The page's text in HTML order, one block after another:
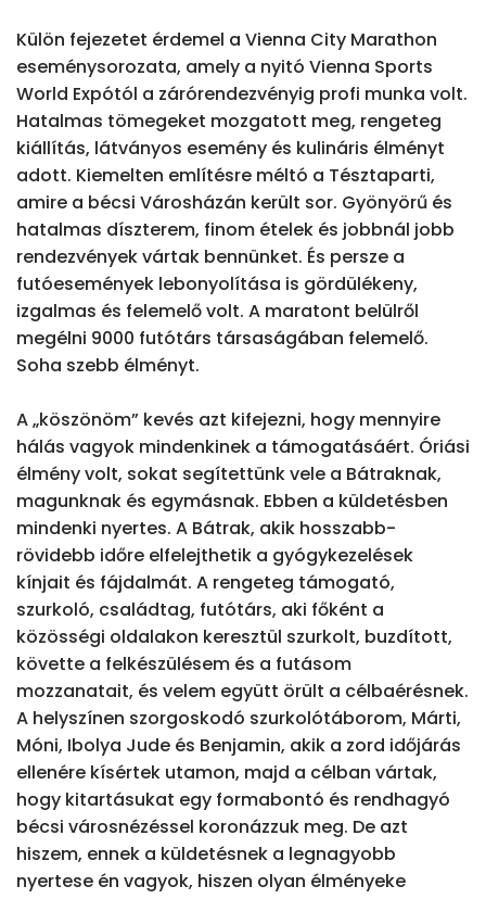
Külön fejezetet érdemel a Vienna City Marathon
eseménysorozata, amely a nyitó Vienna Sports
World Expótól a zárórendezvényig profi munka volt.
Hatalmas tömegeket mozgatott meg, rengeteg
kiállítás, látványos esemény és kulináris élményt
adott. Kiemelten említésre méltó a Tésztaparti,
amire a bécsi Városházán került sor. Gyönyörű és
hatalmas díszterem, finom ételek és jobbnál jobb
rendezvények vártak bennünket. És persze a
futóesemények lebonyolítása is gördülékeny,
izgalmas és felemelő volt. A maratont belülről
megélni 9000 futótárs társaságában felemelő.
Soha szebb élményt.
A „köszönöm” kevés azt kifejezni, hogy mennyire
hálás vagyok mindenkinek a támogatásáért. Óriási
élmény volt, sokat segítettünk vele a Bátraknak,
magunknak és egymásnak. Ebben a küldetésben
mindenki nyertes. A Bátrak, akik hosszabb-
rövidebb időre elfelejthetik a gyógykezelések
kínjait és fájdalmát. A rengeteg támogató,
szurkoló, családtag, futótárs, aki főként a
közösségi oldalakon keresztül szurkolt, buzdított,
követte a felkészülésem és a futásom
mozzanatait, és velem együtt örült a célbaérésnek.
A helyszínen szorgoskodó szurkolótáborom, Márti,
Móni, Ibolya Jude és Benjamin, akik a zord időjárás
ellenére kísértek utamon, majd a célban vártak,
hogy kitartásukat egy formabontó és rendhagyó
bécsi városnézéssel koronázzuk meg. De azt
hiszem, ennek a küldetésnek a legnagyobb
nyertese én vagyok, hiszen olyan élményeke